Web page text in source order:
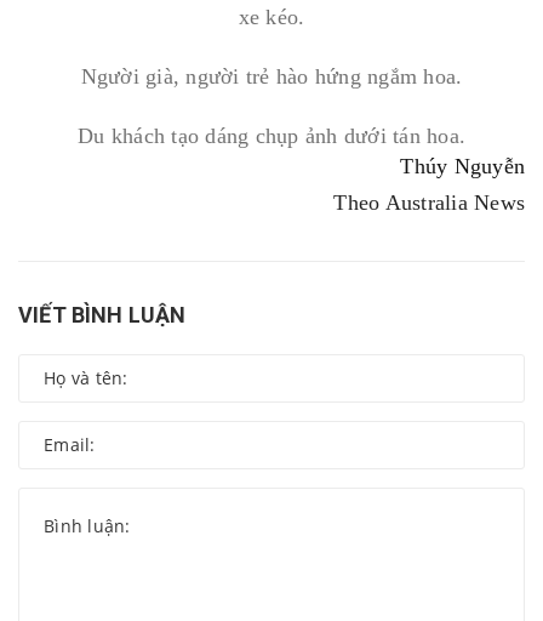
xe kéo.
Người già, người trẻ hào hứng ngắm hoa.
Du khách tạo dáng chụp ảnh dưới tán hoa.
Thúy Nguyễn
Theo Australia News
VIẾT BÌNH LUẬN